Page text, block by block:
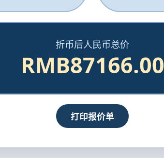
折币后人民币总价
RMB87166.00
打印报价单